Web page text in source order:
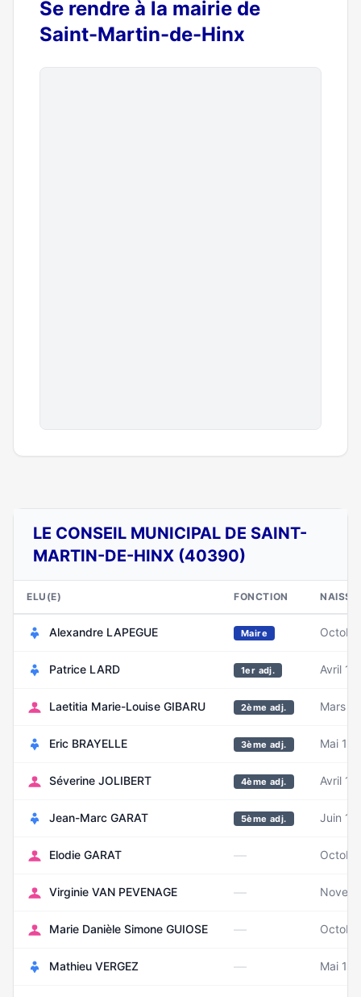
Se rendre à la mairie de
Saint-Martin-de-Hinx
LE CONSEIL MUNICIPAL DE SAINT-
MARTIN-DE-HINX (40390)
ELU(E) FONCTION
Alexandre LAPEGUE Maire
Patrice LARD 1er adj. Avril
Laetitia Marie-Louise GIBARU 2ème adj. Mars
Eric BRAYELLE 3ème adj. Mai
Séverine JOLIBERT 4ème adj. Avril
Jean-Marc GARAT 5ème adj. Juin
Elodie GARAT —
Virginie VAN PEVENAGE —
Marie Danièle Simone GUIOSE —
Mathieu VERGEZ — Mai